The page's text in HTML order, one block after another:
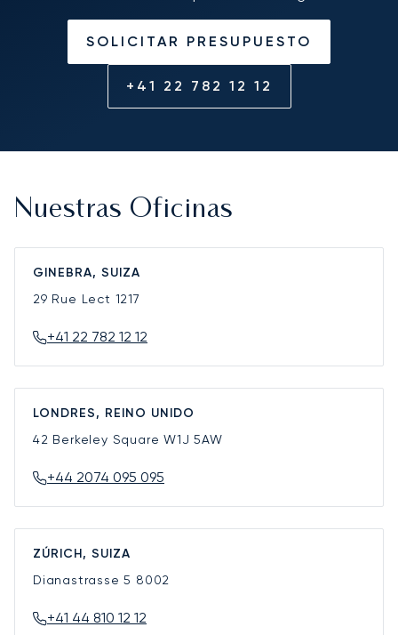
SOLICITAR PRESUPUESTO
+41 22 782 12 12
Nuestras Oficinas
GINEBRA, SUIZA
29 Rue Lect 1217
+41 22 782 12 12
LONDRES, REINO UNIDO
42 Berkeley SquareW1J 5AW
+44 2074 095 095
ZÚRICH, SUIZA
Dianastrasse 5 8002
+41 44 810 12 12